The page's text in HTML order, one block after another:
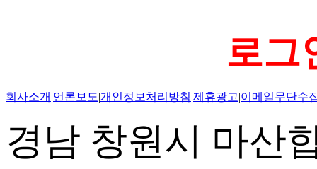
로그
회사소개 |언론보도|개인정보처리방침|제휴광고|이메일무단수
경남 창원시 마산